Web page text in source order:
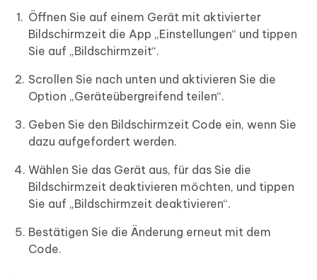
Öffnen Sie auf einem Gerät mit aktivierter
Bildschirmzeit die App „Einstellungen“ und tippen
Sie auf „Bildschirmzeit“.
Scrollen Sie nach unten und aktivieren Sie die
Option „Geräteübergreifend teilen“.
Geben Sie den Bildschirmzeit Code ein, wenn Sie
dazu aufgefordert werden.
Wählen Sie das Gerät aus, für das Sie die
Bildschirmzeit deaktivieren möchten, und tippen
Sie auf „Bildschirmzeit deaktivieren“.
Bestätigen Sie die Änderung erneut mit dem
Code.